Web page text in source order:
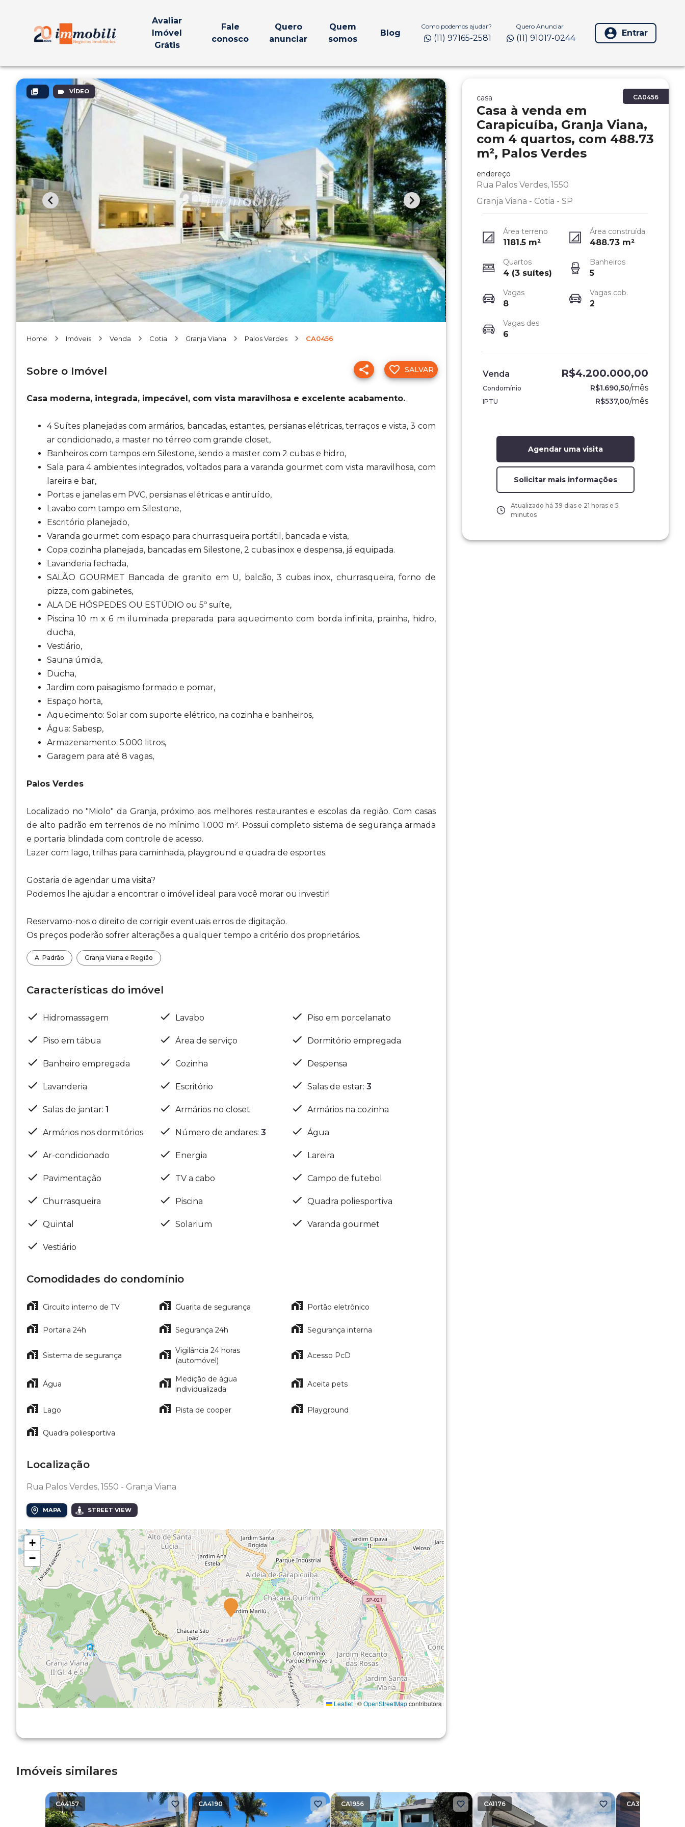
Avaliar
Imóvel
Grátis
Fale
conosco
Quero
anunciar
Quem
somos
Blog
Como podemos ajudar?
(11) 97165-2581
Quero Anunciar
(11) 91017-0244 Entrar
VÍDEO
Home Imóveis Venda Cotia Granja Viana Palos Verdes CA0456
Sobre o Imóvel
Casa moderna, integrada, impecável, com vista maravilhosa e excelente acabamento.
4 Suítes planejadas com armários, bancadas, estantes, persianas elétricas, terraços e vista, 3 com
ar condicionado, a master no térreo com grande closet,
Banheiros com tampos em Silestone, sendo a master com 2 cubas e hidro,
Sala para 4 ambientes integrados, voltados para a varanda gourmet com vista maravilhosa, com
lareira e bar,
Portas e janelas em PVC, persianas elétricas e antiruído,
Lavabo com tampo em Silestone,
Escritório planejado,
Varanda gourmet com espaço para churrasqueira portátil, bancada e vista,
Copa cozinha planejada, bancadas em Silestone, 2 cubas inox e despensa, já equipada.
Lavanderia fechada,
SALÃO GOURMET Bancada de granito em U, balcão, 3 cubas inox, churrasqueira, forno de
pizza, com gabinetes,
ALA DE HÓSPEDES OU ESTÚDIO ou 5º suíte,
Piscina 10 m x 6 m iluminada preparada para aquecimento com borda infinita, prainha, hidro,
ducha,
Vestiário,
Sauna úmida,
Ducha,
Jardim com paisagismo formado e pomar,
Espaço horta,
Aquecimento: Solar com suporte elétrico, na cozinha e banheiros,
Água: Sabesp,
Armazenamento: 5.000 litros,
Garagem para até 8 vagas,
Palos Verdes
Localizado no "Miolo" da Granja, próximo aos melhores restaurantes e escolas da região. Com casas
de alto padrão em terrenos de no mínimo 1.000 m². Possui completo sistema de segurança armada
e portaria blindada com controle de acesso.
Lazer com lago, trilhas para caminhada, playground e quadra de esportes.
Gostaria de agendar uma visita?
Podemos lhe ajudar a encontrar o imóvel ideal para você morar ou investir!
Reservamo-nos o direito de corrigir eventuais erros de digitação.
Os preços poderão sofrer alterações a qualquer tempo a critério dos proprietários.
A. Padrão Granja Viana e Região
SALVAR
Características do imóvel
Hidromassagem Lavabo Piso em porcelanato
Piso em tábua Área de serviço Dormitório empregada
Banheiro empregada Cozinha Despensa
Lavanderia Escritório Salas de estar:3
Salas de jantar: 1 Armários no closet Armários na cozinha
Armários nos dormitórios Número de andares: 3 Água
Ar-condicionado Energia Lareira
Pavimentação TV a cabo Campo de futebol
Churrasqueira Piscina Quadra poliesportiva
Quintal Solarium Varanda gourmet
Vestiário
Comodidades do condomínio
Circuito interno de TV Guarita de segurança Portão eletrônico
Portaria 24h Segurança 24h Segurança interna
Sistema de segurança
Vigilância 24 horas
(automóvel)
Acesso PcD
Água
Medição de água
individualizada
Aceita pets
Lago Pista de cooper Playground
Quadra poliesportiva
Localização
Rua Palos Verdes, 1550 - Granja Viana
MAPA STREET VIEW
+
−
Leaflet |©OpenStreetMapcontributors
CA0456
casa
Casa à venda em
Carapicuíba, Granja Viana,
com 4 quartos, com 488.73
m², Palos Verdes
endereço
Rua Palos Verdes, 1550
Granja Viana - Cotia - SP
Área terreno
1181.5m²
Área construída
488.73 m²
Quartos
4 (3 suítes)
Banheiros
5
Vagas
8
Vagas cob.
2
Vagas des.
6
Venda R$4.200.000,00
Condomínio R$1.690,50/mês
IPTU R$537,00/mês
Agendar uma visita
Solicitar mais informações
Atualizado há 39 dias e 21 horas e 5
minutos
Imóveis similares
CA4157 CA4190 CA1956 CA1176 CA3937